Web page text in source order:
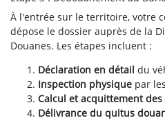
À l'entrée sur le territoire, votre
dépose le dossier auprès de la
Douanes. Les étapes incluent :
Déclaration en détail du
Inspection physique par
Calcul et acquittement
Délivrance du quitus